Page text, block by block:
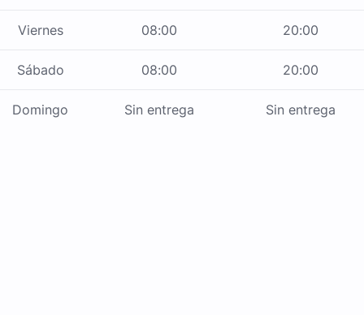
Viernes 08:00 20:00
Sábado 08:00 20:00
Domingo Sin entrega Sin entrega